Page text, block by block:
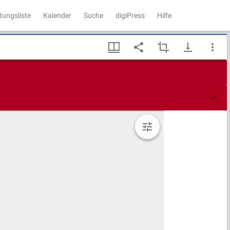
Kalender Suche digiPress Hilfe